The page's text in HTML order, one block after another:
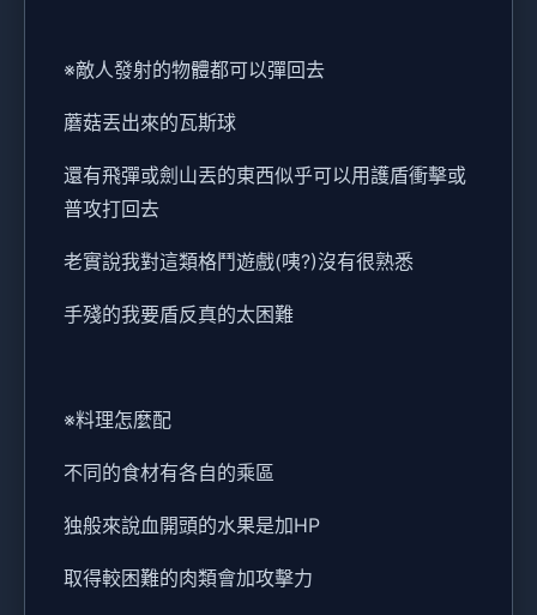
※敵人發射的物體都可以彈回去
蘑菇丟出來的瓦斯球
還有飛彈或劍山丟的東西似乎可以用護盾衝擊或
普攻打回去
老實說我對這類格鬥遊戲(咦?)沒有很熟悉
手殘的我要盾反真的太困難
※料理怎麼配
不同的食材有各自的乘區
独般來說血開頭的水果是加HP
取得較困難的肉類會加攻擊力